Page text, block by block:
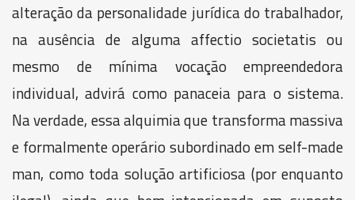
alteração da personalidade jurídica do trabalhador,
na ausência de alguma affectio societatis ou
mesmo de mínima vocação empreendedora
individual, advirá como panaceia para o sistema.
Na verdade, essa alquimia que transforma massiva
e formalmente operário subordinado em self-made
man, como toda solução artificiosa (por enquanto